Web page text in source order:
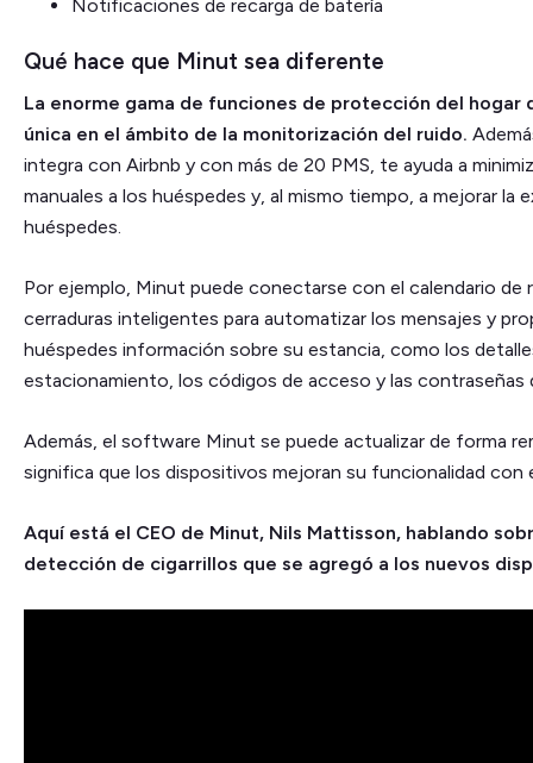
Notificaciones de recarga de batería
Qué hace que Minut sea diferente
La enorme gama de funciones de protección del hogar
única en el ámbito de la monitorización del ruido.
integra con Airbnb y con más de 20 PMS, te ayuda a
manuales a los huéspedes y, al mismo tiempo, a mejorar la
huéspedes.
Por ejemplo, Minut puede conectarse con el calendario de
cerraduras inteligentes para automatizar los mensajes y
huéspedes información sobre su estancia, como los
estacionamiento, los códigos de acceso y las contraseñas
Además, el software Minut se puede actualizar de forma
significa que los dispositivos mejoran su funcionalidad con
Aquí está el CEO de Minut, Nils Mattisson, hablando
detección de cigarrillos que se agregó a los nuevos